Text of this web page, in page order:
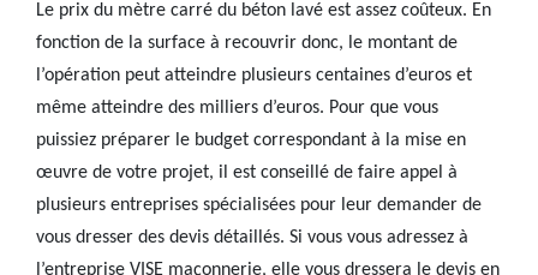
Le prix du mètre carré du béton lavé est assez coûteux. En
fonction de la surface à recouvrir donc, le montant de
l’opération peut atteindre plusieurs centaines d’euros et
même atteindre des milliers d’euros. Pour que vous
puissiez préparer le budget correspondant à la mise en
œuvre de votre projet, il est conseillé de faire appel à
plusieurs entreprises spécialisées pour leur demander de
vous dresser des devis détaillés. Si vous vous adressez à
l’entreprise VISE maçonnerie, elle vous dressera le devis en